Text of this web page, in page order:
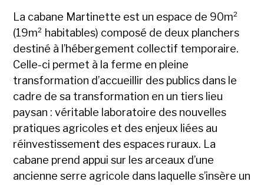
La cabane Martinette est un espace de 90m²
(19m² habitables) composé de deux planchers
destiné à l’hébergement collectif temporaire.
Celle-ci permet à la ferme en pleine
transformation d’accueillir des publics dans le
cadre de sa transformation en un tiers lieu
paysan : véritable laboratoire des nouvelles
pratiques agricoles et des enjeux liées au
réinvestissement des espaces ruraux. La
cabane prend appui sur les arceaux d’une
ancienne serre agricole dans laquelle s’insère un